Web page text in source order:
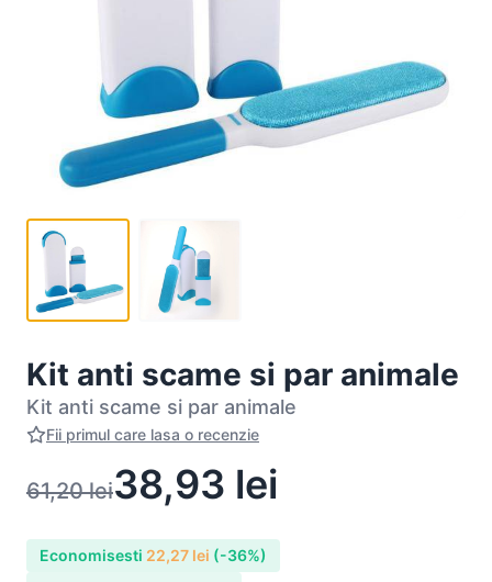
Kit anti scame si par animale
Kit anti scame si par animale
Fii primul care lasa o recenzie
61,20lei38,93 lei
Economisesti 22,27 lei (-36%)